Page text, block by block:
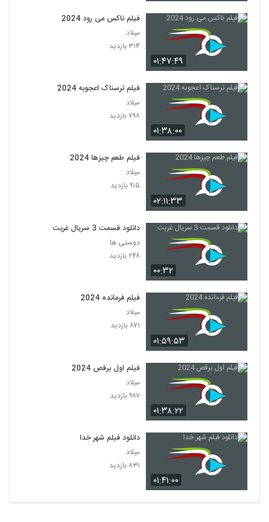
۰۱:۴۷:۴۹
فیلم ناکس می رود 2024
میلاد
۳۱۴ بازدید
۰۱:۳۸:۰۰
فیلم ترسناک اعجوبه 2024
میلاد
۷۹۸ بازدید
۰۲:۱۱:۳۳
فیلم طعم چیزها 2024
میلاد
۹۱۵ بازدید
۰۰:۳۲
دانلود قسمت 3 سریال غربت
دوستی ها
۲۴۸ بازدید
۰۱:۵۹:۵۳
فیلم فرمانده 2024
میلاد
۸۷۱ بازدید
۰۱:۳۸:۲۲
فیلم اول برقص 2024
میلاد
۹۸۷ بازدید
۰۱:۴۱:۰۰
دانلود فیلم شهر خدا
میلاد
۸۳۱ بازدید